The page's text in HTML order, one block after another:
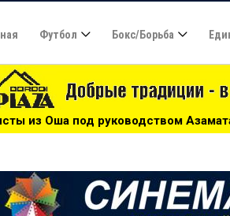
Футбол Бокс/борьба
Азамата Байматова